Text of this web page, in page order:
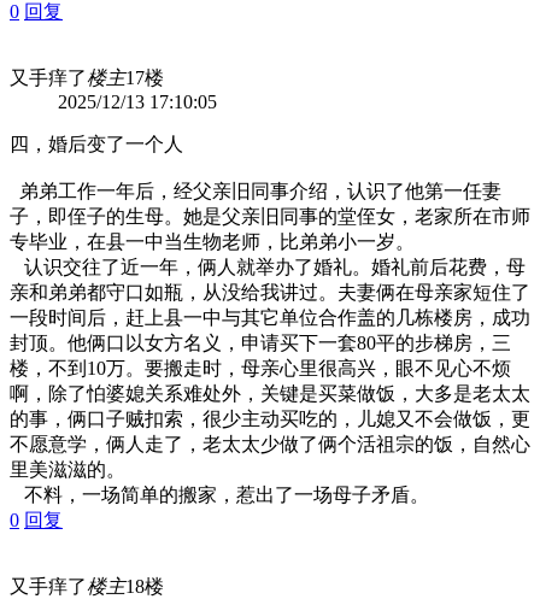
0 回复
又手痒了楼主17楼
2025/12/13 17:10:05
四，婚后变了一个人
弟弟工作一年后，经父亲旧同事介绍，认识了他第一任妻
子，即侄子的生母。她是父亲旧同事的堂侄女，老家所在市师
专毕业，在县一中当生物老师，比弟弟小一岁。
认识交往了近一年，俩人就举办了婚礼。婚礼前后花费，母
亲和弟弟都守口如瓶，从没给我讲过。夫妻俩在母亲家短住了
一段时间后，赶上县一中与其它单位合作盖的几栋楼房，成功
封顶。他俩口以女方名义，申请买下一套80平的步梯房，三
楼，不到10万。要搬走时，母亲心里很高兴，眼不见心不烦
啊，除了怕婆媳关系难处外，关键是买菜做饭，大多是老太太
的事，俩口子贼扣索，很少主动买吃的，儿媳又不会做饭，更
不愿意学，俩人走了，老太太少做了俩个活祖宗的饭，自然心
里美滋滋的。
不料，一场简单的搬家，惹出了一场母子矛盾。
0 回复
又手痒了楼主18楼